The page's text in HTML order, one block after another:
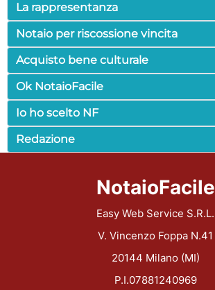
La rappresentanza
Notaio per riscossione vincita
Acquisto bene culturale
Ok NotaioFacile
Io ho scelto NF
Redazione
NotaioFacile
Easy Web Service S.R.L.
V. Vincenzo Foppa N.41
20144 Milano (MI)
P.I.07881240969